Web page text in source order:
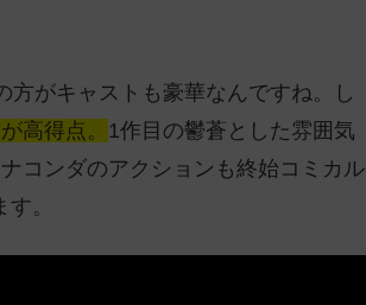
がキャストも豪華なんですね。し
高得点。
1作目の鬱蒼とした雰囲気
コンダのアクションも終始コミカル
。